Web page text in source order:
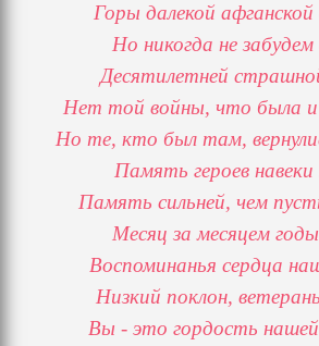
Горы далекой
Но никогда не забудем
Десятилетней
Нет той войны, что была
Но те, кто был там,
Память героев
Память сильней, чем
Месяц за месяцем
Воспоминанья сердца
Низкий поклон,
Вы - это гордость